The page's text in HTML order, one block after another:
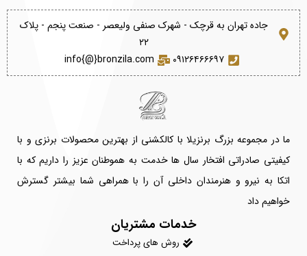
جاده تهران به قرچک - شهرک صنفی ولیعصر - صنعت پنجم - پلاک
۲۲
۰۹۱۲۶۴۶۶۶۹۷
info{@}bronzila.com
ما در مجموعه بزرگ برنزیلا با کالکشنی از بهترین محصولات برنزی و با
کیفیتی صادراتی افتخار سال ها خدمت به هموطنان عزیز را داریم که با
اتکا به نیرو و هنرمندان داخلی آن را با همراهی شما بیشتر گسترش
خواهیم داد
خدمات مشتریان
روش های پرداخت